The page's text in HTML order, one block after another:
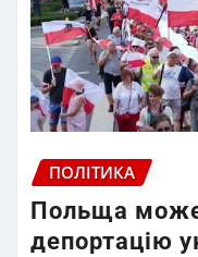
ПОЛІТИКА
Польща
депортацію